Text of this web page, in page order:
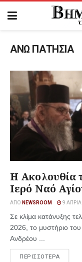
ΑΝΩ ΠΑΤΗΣΙΑ
Η Ακολουθία
Ιερό Ναό
ΑΠΌ NEWSROOM 9
Σε κλίμα κατάνυξης
2026, το μυστήριο
Ανδρέου ...
ΠΕΡΙΣΣΟΤΕΡΑ